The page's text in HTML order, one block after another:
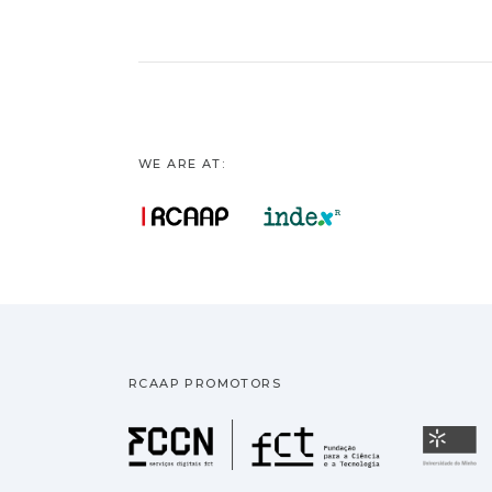
WE ARE AT:
RCAAP PROMOTORS
Fundação